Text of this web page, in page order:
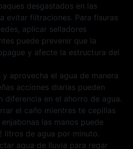
desgastados en las
evitar filtraciones. Para fisuras
aplicar selladores
puede prevenir que la
y afecte la estructura del
aprovecha el agua de manera
acciones diarias pueden
diferencia en el ahorro de agua.
el caño mientras te cepillas
las manos puede
litros de agua por minuto.
agua de lluvia para regar